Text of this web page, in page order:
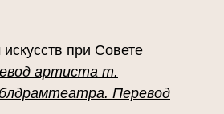
при Совете
артиста т.
Перевод